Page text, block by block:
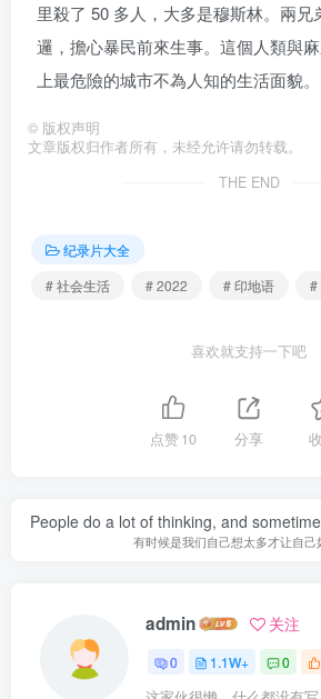
里殺了 50 多人，大多是穆斯林。兩兄
邏，擔心暴民前來生事。這個人類與
上最危險的城市不為人知的生活面貌。
© 版权声明
文章版权归作者所有，未经允许请勿转载。
THE END
纪录片大全
# 社会生活
# 2022 # 印地语 #
喜欢就支持一下吧
点赞10 分享
People do a lot of thinking, and
有时候是我们自己想太多才让自己
admin 关注
0 1.1W+ 0